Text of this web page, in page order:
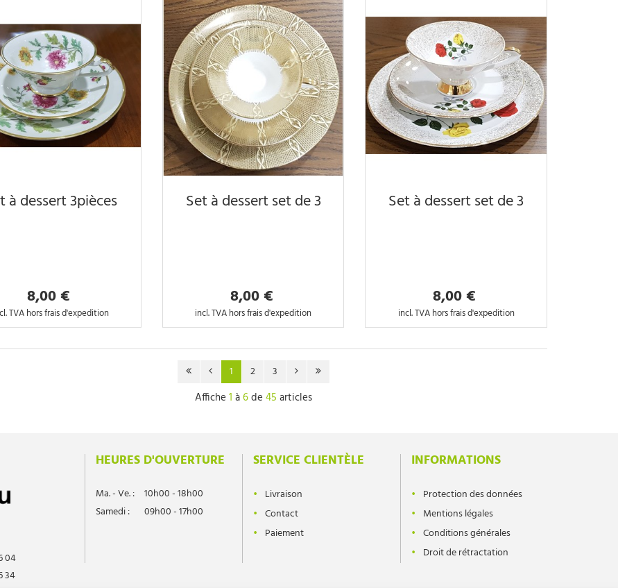
à dessert 3pièces
8,00 €
TVA hors frais d'expedition
Set à dessert set de 3
8,00 €
incl. TVA hors frais d'expedition
Set à dessert set de 3
8,00 €
incl. TVA hors frais d'expedition
1 2 3
Affiche 1 à6de 45 articles
04
34
HEURES D'OUVERTURE
Ma. - Ve. :
10h00 - 18h00
Samedi :
09h00 - 17h00
SERVICE CLIENTÈLE
Livraison
Contact
Paiement
INFORMATIONS
Protection des données
Mentions légales
Conditions générales
Droit de rétractation